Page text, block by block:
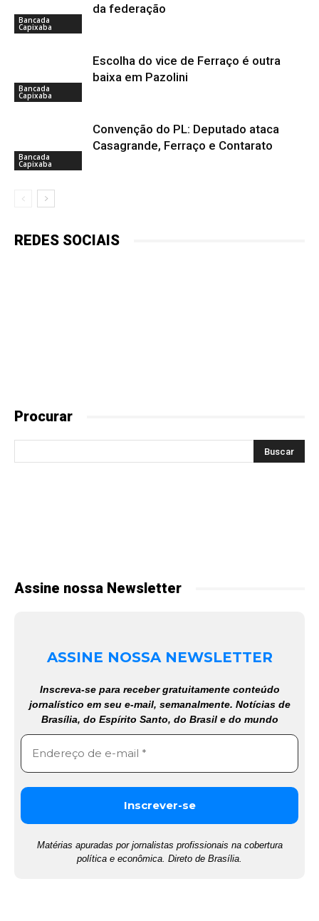
Bancada
Capixaba
da federação
Bancada
Capixaba
Escolha do vice de Ferraço é outra
baixa em Pazolini
Bancada
Capixaba
Convenção do PL: Deputado ataca
Casagrande, Ferraço e Contarato
REDES SOCIAIS
Procurar
Assine nossa Newsletter
ASSINE NOSSA NEWSLETTER
Inscreva-se para receber gratuitamente conteúdo
jornalístico em seu e-mail, semanalmente. Notícias de
Brasília, do Espírito Santo, do Brasil e do mundo
Matérias apuradas por jornalistas profissionais na cobertura
política e econômica. Direto de Brasília.